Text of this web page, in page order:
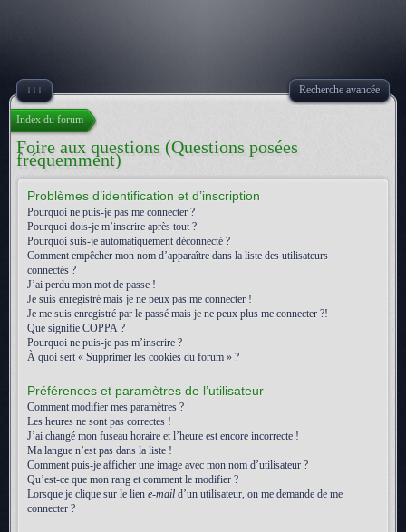
↓↓↓ Recherche avancée
Index du forum
Foire aux questions (Questions posées
fréquemment)
Problèmes d’identification et d’inscription
Pourquoi ne puis-je pas me connecter ?
Pourquoi dois-je m’inscrire après tout ?
Pourquoi suis-je automatiquement déconnecté ?
Comment empêcher mon nom d’apparaître dans la liste des utilisateurs
connectés ?
J’ai perdu mon mot de passe !
Je suis enregistré mais je ne peux pas me connecter !
Je me suis enregistré par le passé mais je ne peux plus me connecter ?!
Que signifie COPPA ?
Pourquoi ne puis-je pas m’inscrire ?
À quoi sert « Supprimer les cookies du forum » ?
Préférences et paramètres de l’utilisateur
Comment modifier mes paramètres ?
Les heures ne sont pas correctes !
J’ai changé mon fuseau horaire et l’heure est encore incorrecte !
Ma langue n’est pas dans la liste !
Comment puis-je afficher une image avec mon nom d’utilisateur ?
Qu’est-ce que mon rang et comment le modifier ?
Lorsque je clique sur le lien e-mail d’un utilisateur, on me demande de me
connecter ?